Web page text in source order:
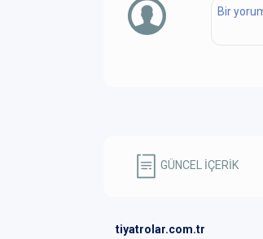
GÜNCEL İÇERİK
tiyatrolar.com.tr